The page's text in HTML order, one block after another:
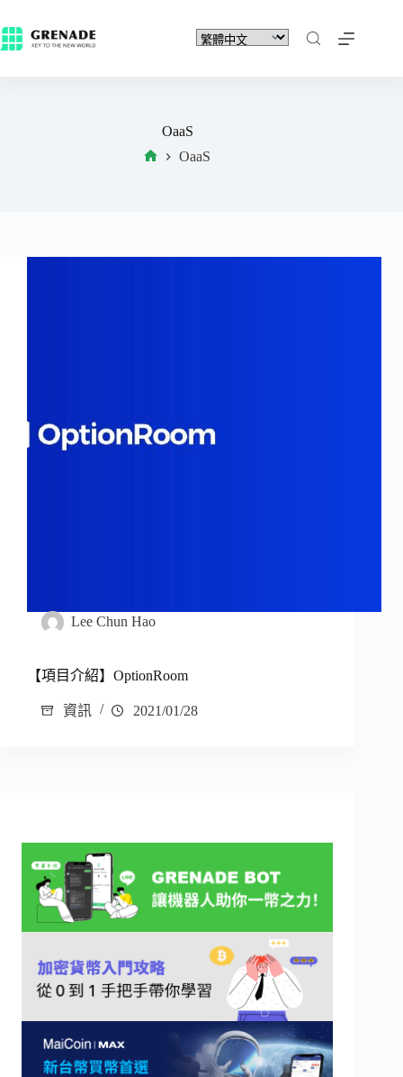
OaaS
OaaS
Lee Chun Hao
【項目介紹】OptionRoom
資訊 2021/01/28